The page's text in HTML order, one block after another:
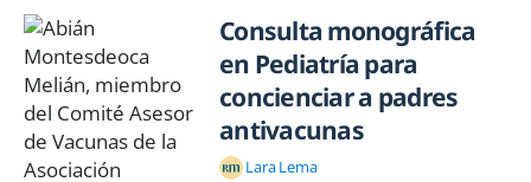
Consulta monográfica
en Pediatría para
concienciar a padres
antivacunas
Lara Lema